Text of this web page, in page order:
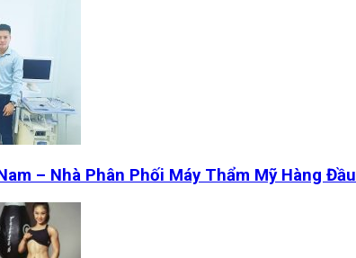
– Nhà Phân Phối Máy Thẩm Mỹ Hàng Đầu